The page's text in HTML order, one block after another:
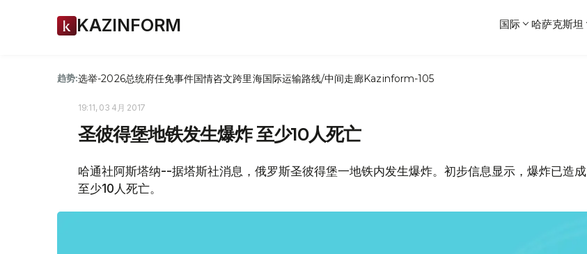
KAZINFORM 国际 哈萨克斯坦
趋势:选举-2026总统府任免事件国情咨文跨里海国际运输路线/中间走廊Kazinform-105
19:11, 03 4月 2017
圣彼得堡地铁发生爆炸 至少10人死亡
哈通社阿斯塔纳--据塔斯社消息，俄罗斯圣彼得堡一地铁内发生爆炸。初步信息显示，爆炸已造成
至少10人死亡。